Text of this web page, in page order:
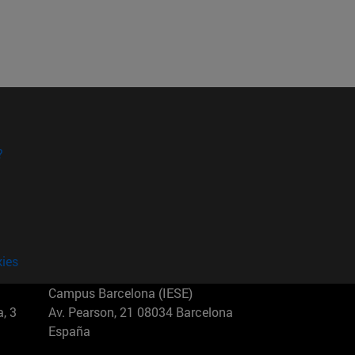
3
Campus Barcelona (IESE)
Av. Pearson, 21 08034 Barcelona
España